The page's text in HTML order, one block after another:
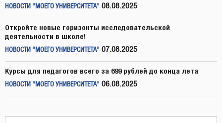
НОВОСТИ "МОЕГО УНИВЕРСИТЕТА" 08.08.2025
Откройте новые горизонты исследовательской
деятельности в школе!
НОВОСТИ "МОЕГО УНИВЕРСИТЕТА" 07.08.2025
Курсы для педагогов всего за 699 рублей до конца лета
НОВОСТИ "МОЕГО УНИВЕРСИТЕТА" 06.08.2025